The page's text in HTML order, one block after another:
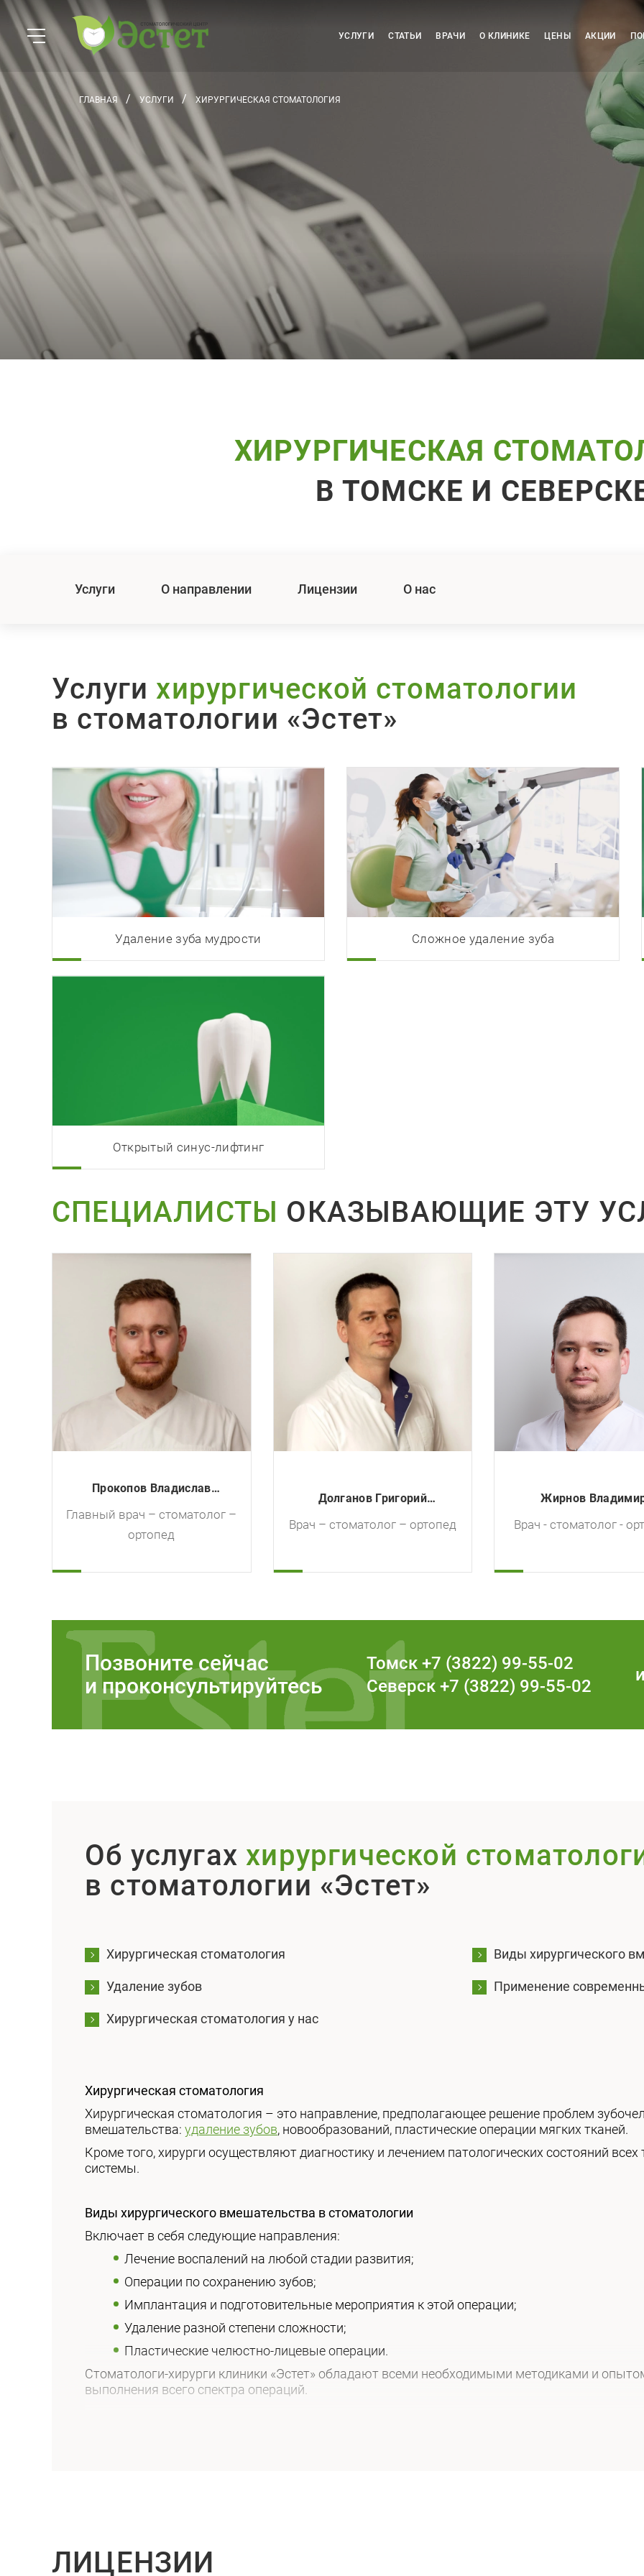
УСЛУГИ СТАТЬИ ВРАЧИ О КЛИНИКЕ ЦЕНЫ АКЦИИ
ГЛАВНАЯ УСЛУГИ ХИРУРГИЧЕСКАЯ СТОМАТОЛОГИЯ
ХИРУРГИЧЕСКАЯ
В ТОМСКЕ И
Услуги О направлении Лицензии О нас
Услугихирургической стоматологии
в стоматологии «Эстет»
Удаление зуба мудрости Сложное удаление зуба
Открытый синус-лифтинг
СПЕЦИАЛИСТЫ ОКАЗЫВАЮЩИЕ ЭТУ
Долганов Григорий
Александрович
Врач – стоматолог – ортопед
Жирнов Владимир
Врач - стоматолог - ортопед
имплантолог,
Позвоните сейчас
и проконсультируйтесь
Томск+7 (3822) 99-55-02
Северск+7 (3822) 99-55-02
Об услугаххирургической
в стоматологии «Эстет»
Хирургическая стоматология Виды хирургического
Удаление зубов Применение
Хирургическая стоматология у нас
Хирургическая стоматология
Хирургическая стоматология – это направление, предполагающее решение проблем
вмешательства: удаление зубов, новообразований, пластические операции мягких тканей.
Кроме того, хирурги осуществляют диагностику и лечением патологических состояний
системы.
Виды хирургического вмешательства в стоматологии
Включает в себя следующие направления:
лечение воспалений на любой стадии развития;
операции по сохранению зубов;
имплантация и подготовительные мероприятия к этой операции;
удаление разной степени сложности;
пластические челюстно-лицевые операции.
Стоматологи-хирурги клиники «Эстет» обладают всеми необходимыми методиками и
выполнения всего спектра операций.
удаление при остром воспалении;
удаление зуба мудрости
ЛИЦЕНЗИИ